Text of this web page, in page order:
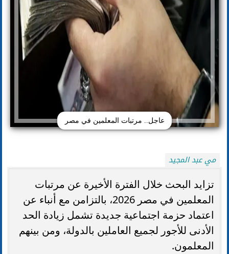
عاجل.. مرتبات المعلمين في مصر
مي عبد المجيد
تزايد البحث خلال الفترة الأخيرة عن مرتبات
المعلمين في مصر 2026، بالتزامن مع أنباء عن
اعتماد حزمة اجتماعية جديدة تشمل زيادة الحد
الأدنى للأجور لجميع العاملين بالدولة، ومن بينهم
المعلمون.